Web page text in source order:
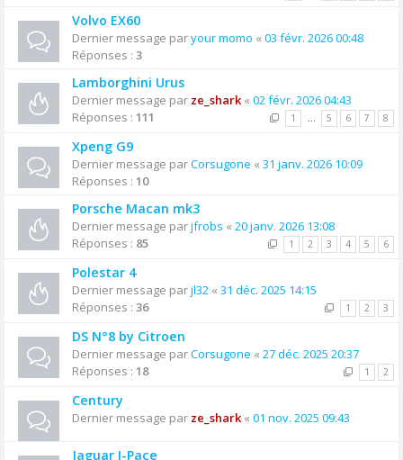
Volvo EX60
Dernier message paryour momo « 03 févr. 2026 00:48
Réponses : 3
Lamborghini Urus
Dernier message par ze_shark« 02 févr. 2026 04:43
Réponses : 111 1 … 5 6 7 8
Xpeng G9
Dernier message parCorsugone « 31 janv. 2026 10:09
Réponses : 10
Porsche Macan mk3
Dernier message parjfrobs « 20 janv. 2026 13:08
Réponses : 85 1 2 3 4 5 6
Polestar 4
Dernier message parjl32 « 31 déc. 2025 14:15
Réponses : 36 1 2 3
DS N°8 by Citroen
Dernier message parCorsugone « 27 déc. 2025 20:37
Réponses : 18 1 2
Century
Dernier message par ze_shark« 01 nov. 2025 09:43
Jaguar I-Pace